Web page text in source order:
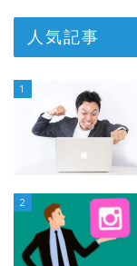
人気記事
1
2